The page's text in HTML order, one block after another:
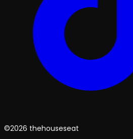
©2026 thehouseseat